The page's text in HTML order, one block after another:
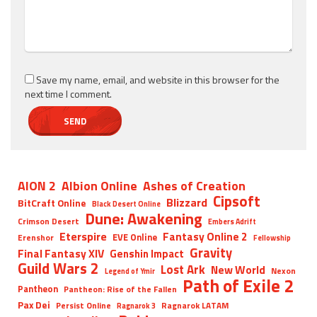
Save my name, email, and website in this browser for the
next time I comment.
AION 2 Albion Online Ashes of Creation
BitCraft Online Black Desert Online Blizzard Cipsoft
Crimson Desert Dune: Awakening Embers Adrift
Erenshor Eterspire EVE Online Fantasy Online 2 Fellowship
Final Fantasy XIV Genshin Impact Gravity
Guild Wars 2 Legend of Ymir Lost Ark New World Nexon
Pantheon Pantheon: Rise of the Fallen Path of Exile 2
Pax Dei Persist Online Ragnarok 3 Ragnarok LATAM